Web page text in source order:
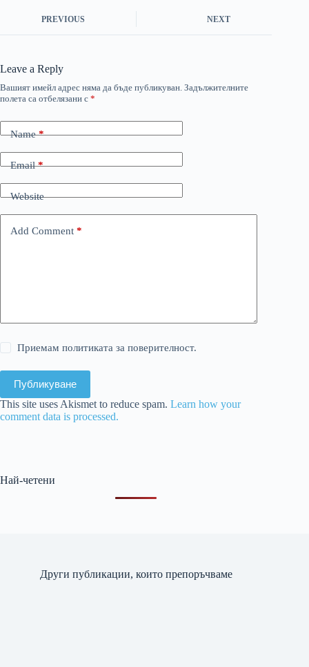
PREVIOUS NEXT
Leave a Reply
Вашият имейл адрес няма да бъде публикуван. Задължителните
полета са отбелязани с *
Name*
Email*
Website
Add Comment *
Приемам политиката за поверителност.
Публикуване
This site uses Akismet to reduce spam. Learn how your
comment data is processed.
Най-четени
Други публикации, които препоръчваме